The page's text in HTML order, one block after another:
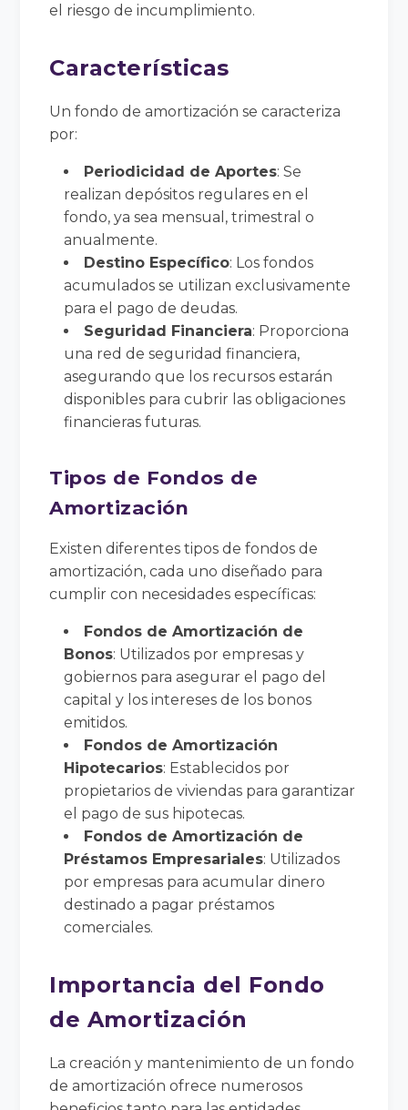
el riesgo de incumplimiento.
Características
Un fondo de amortización se caracteriza
por:
Periodicidad de Aportes: Se
realizan depósitos regulares en el
fondo, ya sea mensual, trimestral o
anualmente.
Destino Específico: Los fondos
acumulados se utilizan exclusivamente
para el pago de deudas.
Seguridad Financiera: Proporciona
una red de seguridad financiera,
asegurando que los recursos estarán
disponibles para cubrir las obligaciones
financieras futuras.
Tipos de Fondos de
Amortización
Existen diferentes tipos de fondos de
amortización, cada uno diseñado para
cumplir con necesidades específicas:
Fondos de Amortización de
Bonos: Utilizados por empresas y
gobiernos para asegurar el pago del
capital y los intereses de los bonos
emitidos.
Fondos de Amortización
Hipotecarios: Establecidos por
propietarios de viviendas para garantizar
el pago de sus hipotecas.
Fondos de Amortización de
Préstamos Empresariales: Utilizados
por empresas para acumular dinero
destinado a pagar préstamos
comerciales.
Importancia del Fondo
de Amortización
La creación y mantenimiento de un fondo
de amortización ofrece numerosos